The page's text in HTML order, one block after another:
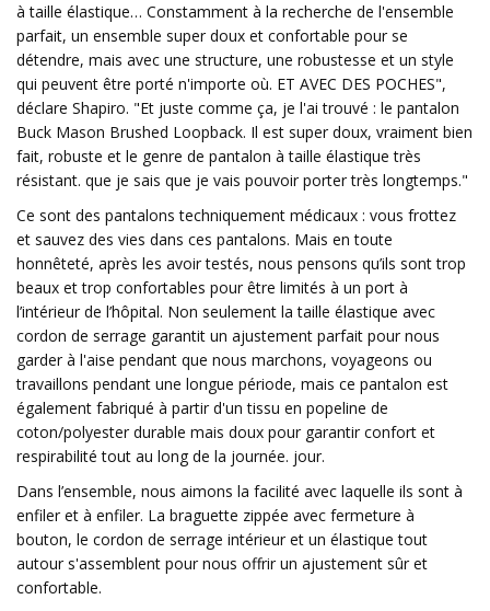
à taille élastique… Constamment à la recherche de l'ensemble
parfait, un ensemble super doux et confortable pour se
détendre, mais avec une structure, une robustesse et un style
qui peuvent être porté n'importe où. ET AVEC DES POCHES",
déclare Shapiro. "Et juste comme ça, je l'ai trouvé : le pantalon
Buck Mason Brushed Loopback. Il est super doux, vraiment bien
fait, robuste et le genre de pantalon à taille élastique très
résistant. que je sais que je vais pouvoir porter très longtemps."
Ce sont des pantalons techniquement médicaux : vous frottez
et sauvez des vies dans ces pantalons. Mais en toute
honnêteté, après les avoir testés, nous pensons qu’ils sont trop
beaux et trop confortables pour être limités à un port à
l’intérieur de l’hôpital. Non seulement la taille élastique avec
cordon de serrage garantit un ajustement parfait pour nous
garder à l'aise pendant que nous marchons, voyageons ou
travaillons pendant une longue période, mais ce pantalon est
également fabriqué à partir d'un tissu en popeline de
coton/polyester durable mais doux pour garantir confort et
respirabilité tout au long de la journée. jour.
Dans l’ensemble, nous aimons la facilité avec laquelle ils sont à
enfiler et à enfiler. La braguette zippée avec fermeture à
bouton, le cordon de serrage intérieur et un élastique tout
autour s'assemblent pour nous offrir un ajustement sûr et
confortable.